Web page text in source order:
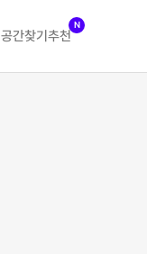
공간찾기 추천
N